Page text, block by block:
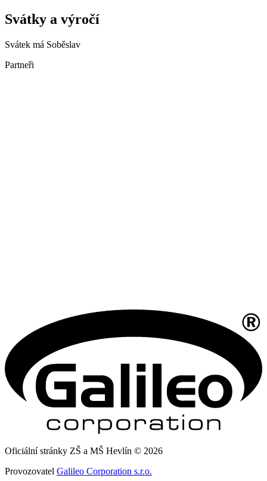
Svátky a výročí
Svátek má Soběslav
Partneři
Oficiální stránky ZŠ a MŠ Hevlín © 2026
Provozovatel Galileo Corporation s.r.o.